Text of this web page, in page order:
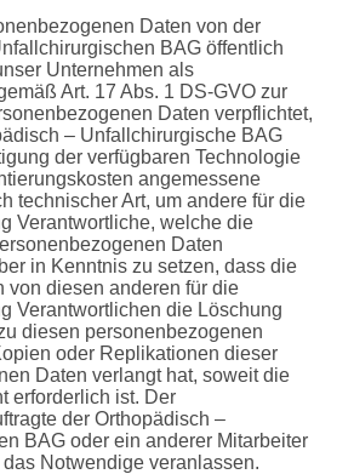
Daten von der
BAG öffentlich
Unternehmen als
Art. 17 Abs. 1 DS-GVO zur
Daten verpflichtet,
– Unfallchirurgische BAG
der verfügbaren Technologie
angemessene
technischer Art, um andere für die
Verantwortliche, welche die
Daten
in Kenntnis zu setzen, dass die
von diesen anderen für die
Verantwortlichen die Löschung
diesen personenbezogenen
oder Replikationen dieser
Daten verlangt hat, soweit die
erforderlich ist. Der
der Orthopädisch –
BAG oder ein anderer Mitarbeiter
Notwendige veranlassen.